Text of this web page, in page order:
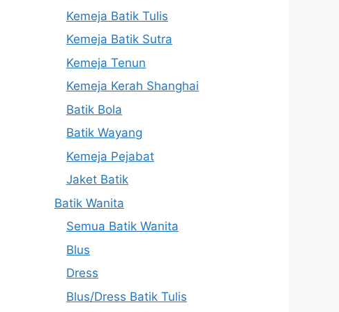
Kemeja Batik Tulis
Kemeja Batik Sutra
Kemeja Tenun
Kemeja Kerah Shanghai
Batik Bola
Batik Wayang
Kemeja Pejabat
Jaket Batik
Batik Wanita
Semua Batik Wanita
Blus
Dress
Blus/Dress Batik Tulis